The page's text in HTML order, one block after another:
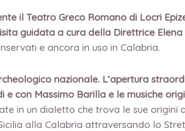
il Teatro Greco Romano di Locri
guidata a cura della Direttrice Elena
e ancora in uso in Calabria.
nazionale. L’apertura
e con Massimo Barilla e le musiche
in un dialetto che trova le sue origini
alla Calabria attraversando lo